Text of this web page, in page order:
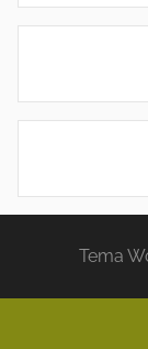
Tema